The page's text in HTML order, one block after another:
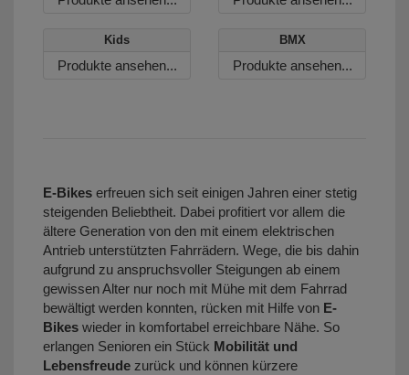
Kids
Produkte ansehen...
BMX
Produkte ansehen...
E-Bikes erfreuen sich seit einigen Jahren einer stetig
steigenden Beliebtheit. Dabei profitiert vor allem die
ältere Generation von den mit einem elektrischen
Antrieb unterstützten Fahrrädern. Wege, die bis dahin
aufgrund zu anspruchsvoller Steigungen ab einem
gewissen Alter nur noch mit Mühe mit dem Fahrrad
bewältigt werden konnten, rücken mit Hilfe von E-
Bikes wieder in komfortabel erreichbare Nähe. So
erlangen Senioren ein Stück Mobilität und
Lebensfreude zurück und können kürzere